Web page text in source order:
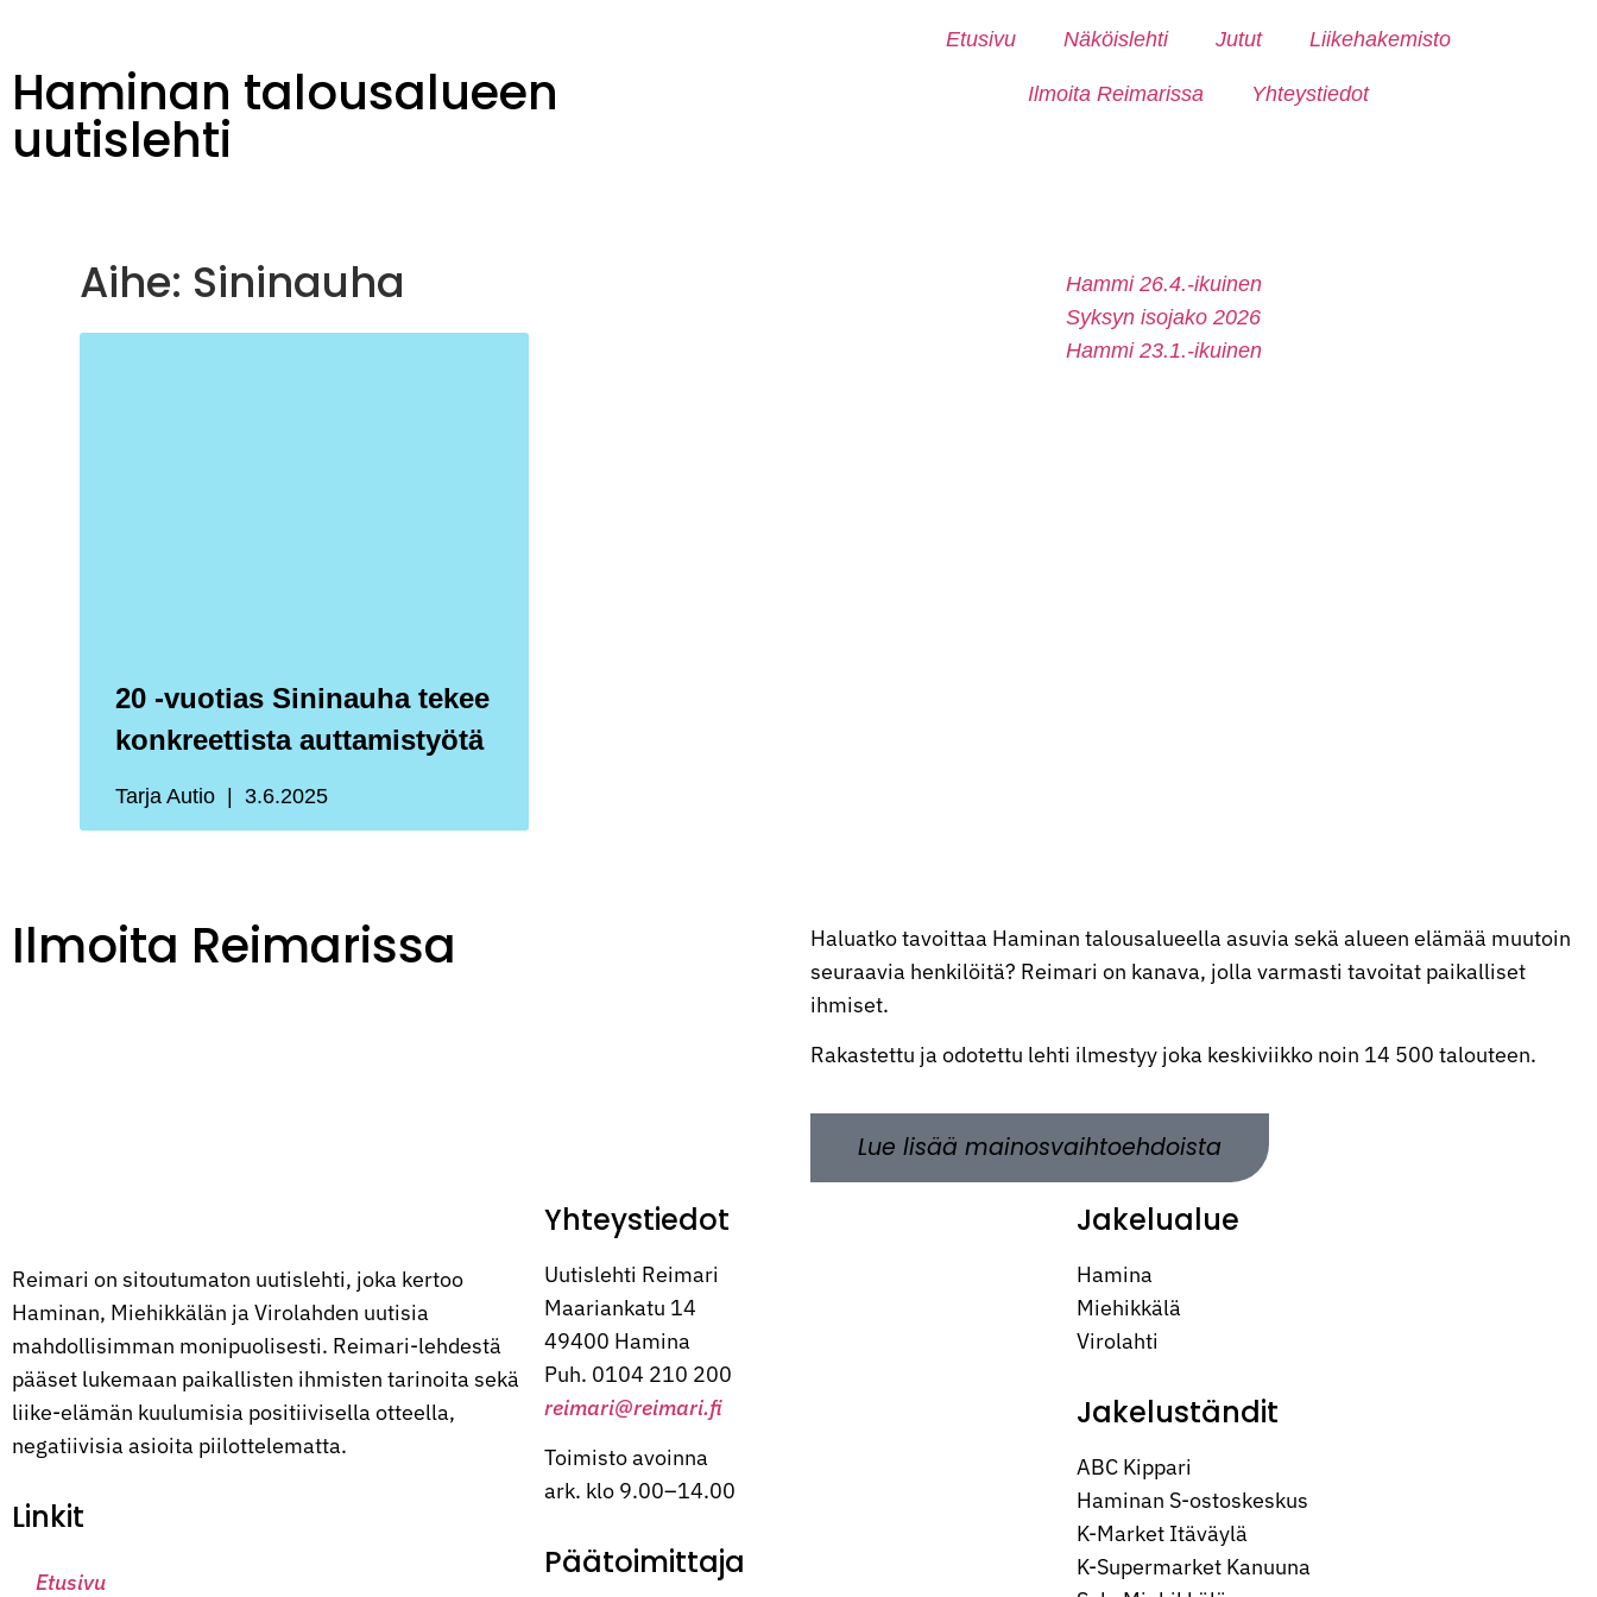
Haminan talousalueen
uutislehti
Etusivu Näköislehti Jutut Liikehakemisto
Ilmoita Reimarissa Yhteystiedot
Aihe: Sininauha
20 -vuotias Sininauha tekee
konkreettista auttamistyötä
Tarja Autio 3.6.2025
Hammi 26.4.-ikuinen
Syksyn isojako 2026
Hammi 23.1.-ikuinen
Ilmoita Reimarissa
Haluatko tavoittaa Haminan talousalueella asuvia sekä alueen elämää muutoin
seuraavia henkilöitä? Reimari on kanava, jolla varmasti tavoitat paikalliset
ihmiset.
Rakastettu ja odotettu lehti ilmestyy joka keskiviikko noin 14 500 talouteen.
Lue lisää mainosvaihtoehdoista
Reimari on sitoutumaton uutislehti, joka kertoo
Haminan, Miehikkälän ja Virolahden uutisia
mahdollisimman monipuolisesti. Reimari-lehdestä
pääset lukemaan paikallisten ihmisten tarinoita sekä
liike-elämän kuulumisia positiivisella otteella,
negatiivisia asioita piilottelematta.
Linkit
Etusivu
Yhteystiedot
Uutislehti Reimari
Maariankatu 14
49400 Hamina
Puh. 0104 210 200
reimari@reimari.fi
Toimisto avoinna
ark. klo 9.00–14.00
Päätoimittaja
Jakelualue
Hamina
Miehikkälä
Virolahti
Jakeluständit
ABC Kippari
Haminan S-ostoskeskus
K-Market Itäväylä
K-Supermarket Kanuuna